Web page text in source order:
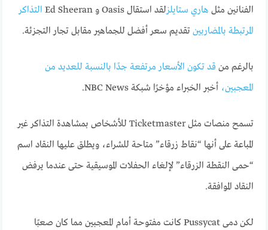
الفنانين مثل هاري ستايلزلقد استقال Oasis و Ed Sheeran
التذاكر
المرتبطة بالمضاربينتقديم سعر أفضل للجماهير مقابل تجار التجزئة.
بالرغم من قد تكون الأسعار مرتفعة جدًا بالنسبة للعديد من
المعجبين، أخبر الخبراء مؤخرًا شبكة NBC News.
تسمح منصات مثل Ticketmaster للأشخاص بمشاهدة التذاكر غير
المباعة على أنها “نقاط زرقاء” متاحة للشراء، ويطلق عليها النقاد اسم
“حمى النقطة الزرقاء” لإلغاء الحفلات الموسيقية حتى عندما يرفض
النقاد الموافقة.
لكن دمى Pussycat كانت مفتوحة أمام المعجبين مما كان صعبًا